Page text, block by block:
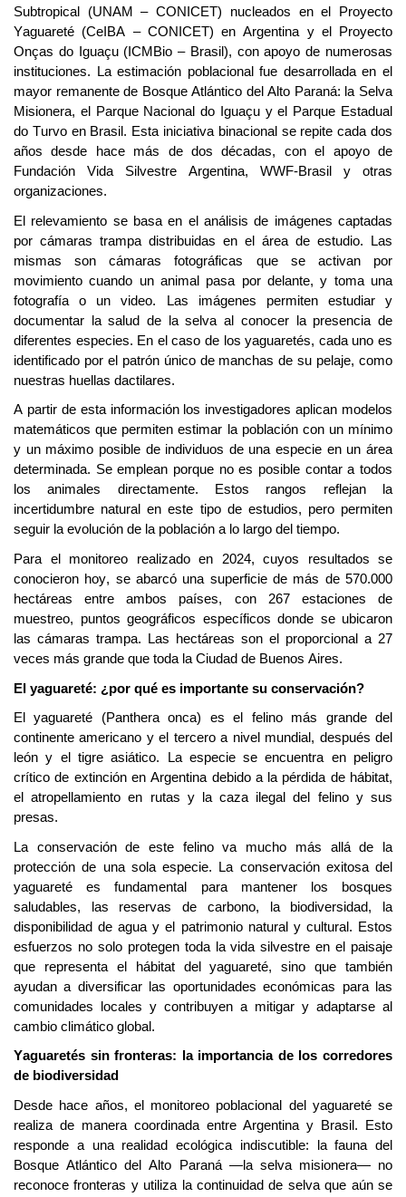
Subtropical (UNAM – CONICET) nucleados en el Proyecto
Yaguareté (CeIBA – CONICET) en Argentina y el Proyecto
Onças do Iguaçu( ICMBio – Brasil), con apoyo de numerosas
instituciones. La estimación poblacional fue desarrollada en el
mayor remanente de Bosque Atlántico del Alto Paraná: la Selva
Misionera, el Parque Nacional do
Iguaçuy el Parque Estadual
do Turvoen Brasil. Esta iniciativa binacional se repite cada dos
años desde hace más de dos décadas, con el apoyo de
Fundación Vida Silvestre Argentina, WWF-Brasil y otras
organizaciones.
El relevamiento se basa en el análisis de imágenes captadas
por cámaras trampa distribuidas en el área de estudio. Las
mismas son cámaras fotográficas que se activan por
movimiento cuando un animal pasa por delante, y toma una
fotografía o un video. Las imágenes permiten estudiar y
documentar la salud de la selva al conocer la presencia de
diferentes especies. En el caso de los yaguaretés, cada unoes
identificado por el patrón único de manchas de su pelaje, como
nuestras huellas dactilares.
A partir de esta información los investigadores aplican modelos
matemáticos que permiten estimar la población con un mínimo
y un máximo posible de individuos de una especie en un área
determinada. Se emplean porque no es posible contar a todos
los animales directamente. Estos rangos reflejan la
incertidumbre natural en este tipo de estudios, pero permiten
seguir la evolución de la población a lo largo del tiempo.
Para el monitoreo realizado en 2024, cuyos resultados se
conocieron hoy, se abarcó una superficie de más de 570.000
hectáreas entre ambos países, con 267 estaciones de
muestreo, puntos geográficos específicos donde se ubicaron
las cámaras trampa. Las hectáreas son el proporcional a 27
veces más grande que toda la Ciudad de Buenos Aires.
El yaguareté: ¿por qué es importante su conservación?
El yaguareté (Pantheraonca) es el felino más grande del
continente americano y el tercero a nivel mundial, después del
león y el tigre asiático.
La especie se encuentra en peligro
crítico de extinción en Argentina debido a la pérdida de hábitat,
el atropellamiento en rutas y la caza ilegal del felino y sus
presas.
La conservación de este felino va mucho más allá de la
protección de una sola especie. La conservación exitosa del
yaguareté es fundamental para mantener los bosques
saludables, las reservas de carbono, la biodiversidad, la
disponibilidad de agua y el patrimonio natural y cultural. Estos
esfuerzos no solo protegen toda la vida silvestre en el paisaje
que representa el hábitat del yaguareté, sino que también
ayudan a diversificar las oportunidades económicas para las
comunidades locales y contribuyen a mitigar y adaptarse al
cambio climático global.
Yaguaretés sin fronteras: la importancia de los corredores
de biodiversidad
Desde hace años, el monitoreo poblacional del yaguareté se
realiza de manera coordinada entre Argentina y Brasil. Esto
responde a una realidad ecológica indiscutible: la fauna del
Bosque Atlántico del Alto Paraná —la selva misionera— no
reconoce fronteras y utiliza la continuidad de selva que aún se